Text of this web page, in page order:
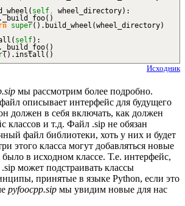
( self , wheel_directory) :
._build_foo( )
super( ) . build_wheel (wheel_directory)
( self) :
._build_foo( )
() . install ( )
Исходник
мы рассмотрим более подробно.
описывает интерфейс для будущего
должен в себя включать, как должен
классов и т.д. Файл .sip не обязан
файл библиотеки, хоть у них и будет
этого класса могут добавляться новые
в исходном классе. Т.е. интерфейс,
может подстраивать классы
принятые в языке Python, если это
pyfoocpp.sip мы увидим новые для нас